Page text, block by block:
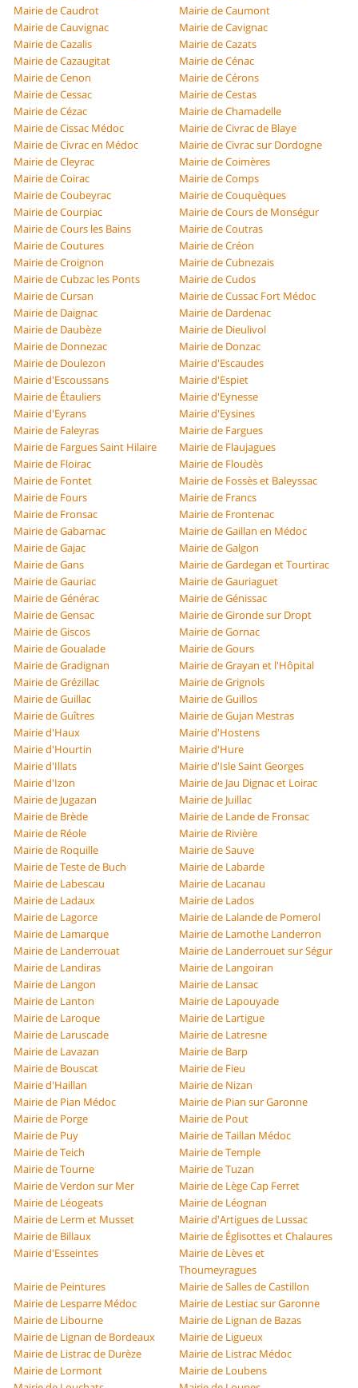
Mairie de Caudrot
Mairie de Caumont
Mairie de Cauvignac
Mairie de Cavignac
Mairie de Cazalis
Mairie de Cazats
Mairie de Cazaugitat
Mairie de Cénac
Mairie de Cenon
Mairie de Cérons
Mairie de Cessac
Mairie de Cestas
Mairie de Cézac
Mairie de Chamadelle
Mairie de Cissac Médoc
Mairie de Civrac de Blaye
Mairie de Civrac en Médoc
Mairie de Civrac sur Dordogne
Mairie de Cleyrac
Mairie de Coimères
Mairie de Coirac
Mairie de Comps
Mairie de Coubeyrac
Mairie de Couquèques
Mairie de Courpiac
Mairie de Cours de Monségur
Mairie de Cours les Bains
Mairie de Coutras
Mairie de Coutures
Mairie de Créon
Mairie de Croignon
Mairie de Cubnezais
Mairie de Cubzac les Ponts
Mairie de Cudos
Mairie de Cursan
Mairie de Cussac Fort Médoc
Mairie de Daignac
Mairie de Dardenac
Mairie de Daubèze
Mairie de Dieulivol
Mairie de Donnezac
Mairie de Donzac
Mairie de Doulezon
Mairie d'Escaudes
Mairie d'Escoussans
Mairie d'Espiet
Mairie de Étauliers
Mairie d'Eynesse
Mairie d'Eyrans
Mairie d'Eysines
Mairie de Faleyras
Mairie de Fargues
Mairie de Fargues Saint Hilaire
Mairie de Flaujagues
Mairie de Floirac
Mairie de Floudès
Mairie de Fontet
Mairie de Fossès et Baleyssac
Mairie de Fours
Mairie de Francs
Mairie de Fronsac
Mairie de Frontenac
Mairie de Gabarnac
Mairie de Gaillan en Médoc
Mairie de Gajac
Mairie de Galgon
Mairie de Gans
Mairie de Gardegan et Tourtirac
Mairie de Gauriac
Mairie de Gauriaguet
Mairie de Générac
Mairie de Génissac
Mairie de Gensac
Mairie de Gironde sur Dropt
Mairie de Giscos
Mairie de Gornac
Mairie de Goualade
Mairie de Gours
Mairie de Gradignan
Mairie de Grayan et l'Hôpital
Mairie de Grézillac
Mairie de Grignols
Mairie de Guillac
Mairie de Guillos
Mairie de Guîtres
Mairie de Gujan Mestras
Mairie d'Haux
Mairie d'Hostens
Mairie d'Hourtin
Mairie d'Hure
Mairie d'Illats
Mairie d'Isle Saint Georges
Mairie d'Izon
Mairie de Jau Dignac et Loirac
Mairie de Jugazan
Mairie de Juillac
Mairie de Brède
Mairie de Lande de Fronsac
Mairie de Réole
Mairie de Rivière
Mairie de Roquille
Mairie de Sauve
Mairie de Teste de Buch
Mairie de Labarde
Mairie de Labescau
Mairie de Lacanau
Mairie de Ladaux
Mairie de Lados
Mairie de Lagorce
Mairie de Lalande de Pomerol
Mairie de Lamarque
Mairie de Lamothe Landerron
Mairie de Landerrouat
Mairie de Landerrouet sur Ségur
Mairie de Landiras
Mairie de Langoiran
Mairie de Langon
Mairie de Lansac
Mairie de Lanton
Mairie de Lapouyade
Mairie de Laroque
Mairie de Lartigue
Mairie de Laruscade
Mairie de Latresne
Mairie de Lavazan
Mairie de Barp
Mairie de Bouscat
Mairie de Fieu
Mairie d'Haillan
Mairie de Nizan
Mairie de Pian Médoc
Mairie de Pian sur Garonne
Mairie de Porge
Mairie de Pout
Mairie de Puy
Mairie de Taillan Médoc
Mairie de Teich
Mairie de Temple
Mairie de Tourne
Mairie de Tuzan
Mairie de Verdon sur Mer
Mairie de Lège Cap Ferret
Mairie de Léogeats
Mairie de Léognan
Mairie de Lerm et Musset
Mairie d'Artigues de Lussac
Mairie de Billaux
Mairie de Églisottes et Chalaures
Mairie d'Esseintes
Mairie de Lèves et
Thoumeyragues
Mairie de Peintures
Mairie de Salles de Castillon
Mairie de Lesparre Médoc
Mairie de Lestiac sur Garonne
Mairie de Libourne
Mairie de Lignan de Bazas
Mairie de Lignan de Bordeaux
Mairie de Ligueux
Mairie de Listrac de Durèze
Mairie de Listrac Médoc
Mairie de Lormont
Mairie de Loubens